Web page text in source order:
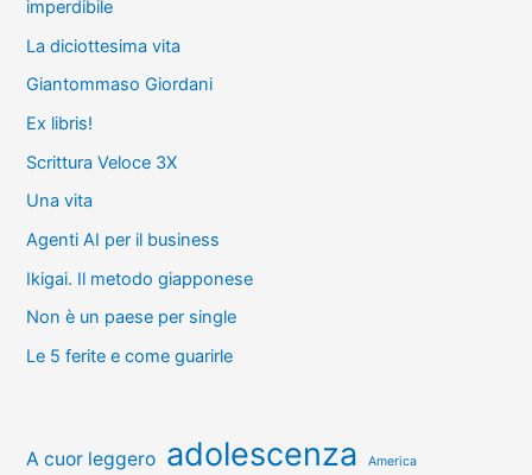
imperdibile
La diciottesima vita
Giantommaso Giordani
Ex libris!
Scrittura Veloce 3X
Una vita
Agenti AI per il business
Ikigai. Il metodo giapponese
Non è un paese per single
Le 5 ferite e come guarirle
A cuor leggero adolescenza America